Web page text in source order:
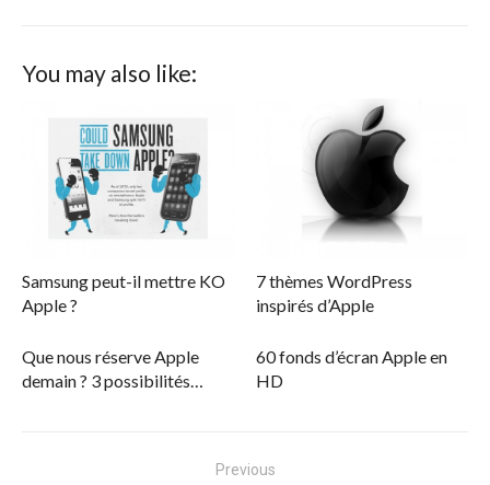
You may also like:
Samsung peut-il mettre KO
Apple ?
7 thèmes WordPress
inspirés d’Apple
Que nous réserve Apple
demain ? 3 possibilités…
60 fonds d’écran Apple en
HD
Previous